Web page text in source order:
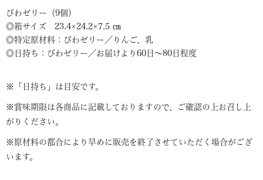
びわゼリー（9個）
◎箱サイズ 23.4×24.2×7.5 ㎝
◎特定原材料：びわゼリー／りんご、乳
◎日持ち：びわゼリー／お届けより60日～80日程度
※「日持ち」は目安です。
※賞味期限は各商品に記載しておりますので、ご確認の上お召し上
がりください。
※原材料の都合により早めに販売を終了させていただく場合がござ
います。